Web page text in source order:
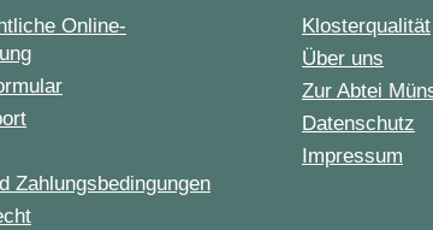
Online-
Zahlungsbedingungen
Klosterqualität
Über uns
Zur Abtei
Datenschutz
Impressum